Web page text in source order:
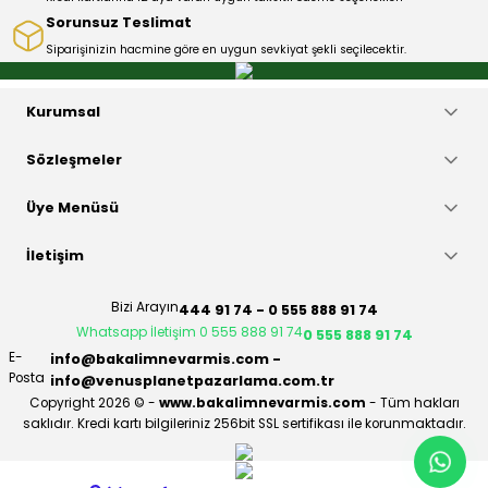
Sorunsuz Teslimat
Siparişinizin hacmine göre en uygun sevkiyat şekli seçilecektir.
Kurumsal
Sözleşmeler
Üye Menüsü
İletişim
Bizi Arayın444 91 74 - 0 555 888 91 74
Whatsapp İletişim 0 555 888 91 740 555 888 91 74
E-
Posta
info@bakalimnevarmis.com -
info@venusplanetpazarlama.com.tr
Copyright 2026 © - www.bakalimnevarmis.com - Tüm hakları
saklıdır. Kredi kartı bilgileriniz 256bit SSL sertifikası ile korunmaktadır.